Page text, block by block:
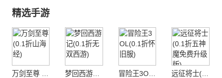
精选手游
冒险王3OL(0.1折怀旧服)